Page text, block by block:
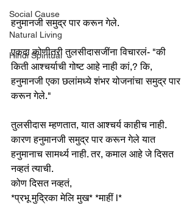
Social Cause
Natural Living
Hindi Spiritual
हनुमानजी समुद्र पार करून गेले.
एकदा कोणीतरी तुलसीदासजींना विचारलं- "की
किती आश्चर्याची गोष्ट आहे नाही कां,? कि,
हनुमानजी एका छलांमध्ये शंभर योजनांचा समुद्र पार
करून गेले."
तुलसीदास म्हणतात, यात आश्चर्य काहीच नाही.
कारण हनुमानजी समुद्र पार करून गेले यात
हनुमानाच सामर्थ्य नाही. तर, कमाल आहे जे दिसत
नव्हतं त्याची.
कोण दिसत नव्हतं,
*प्रभू मुद्रिका मेलि मुख* *माहीं l*